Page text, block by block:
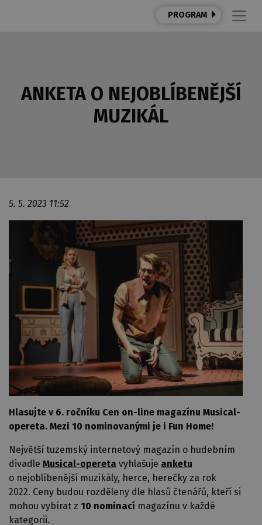
PROGRAM
ANKETA O NEJOBLÍBENĚJŠÍ
MUZIKÁL
5. 5. 2023 11:52
Hlasujte v 6. ročníku Cen on-line magazínu Musical-
opereta. Mezi 10 nominovanými je i Fun Home!
Největší tuzemský internetový magazín o hudebním
divadle Musical-opereta vyhlašuje anketu
o nejoblíbenější muzikály, herce, herečky za rok
2022. Ceny budou rozděleny dle hlasů čtenářů, kteří si
mohou vybírat z 10 nominací magazínu v každé
kategorii.